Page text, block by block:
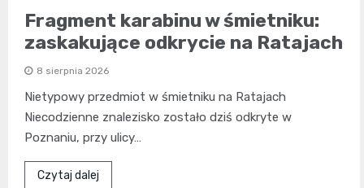
Fragment karabinu w śmietniku:
zaskakujące odkrycie na Ratajach
8 sierpnia 2026
Nietypowy przedmiot w śmietniku na Ratajach
Niecodzienne znalezisko zostało dziś odkryte w
Poznaniu, przy ulicy…
Czytaj dalej